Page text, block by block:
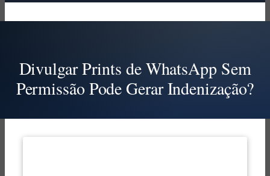
Divulgar Prints de WhatsApp Sem
Permissão Pode Gerar Indenização?